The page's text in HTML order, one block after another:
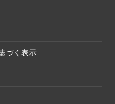
づく表示